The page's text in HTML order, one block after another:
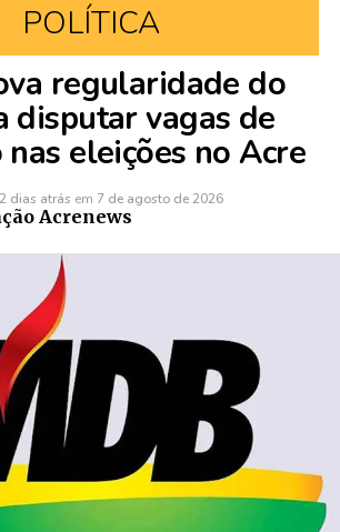
POLÍTICA
regularidade do
disputar vagas de
eleições no Acre
2 dias atrás em 7 de agosto de 2026
Acrenews